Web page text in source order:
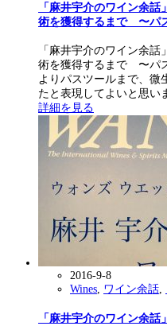
「麻井宇介のワイン余
術を獲得するまで 〜
「麻井宇介のワイン余
術を獲得するまで 〜パ
よりパスツールまで、微
たと表現してよいと思
詳細を見る
2016-9-8
Wines, ワイン余話,
「麻井宇介のワイン余